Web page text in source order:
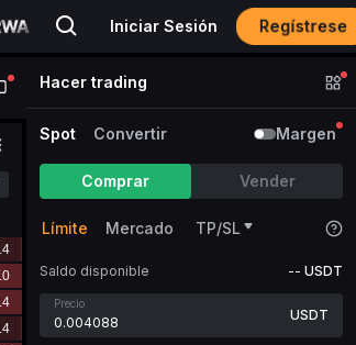
Iniciar Sesión Regístrese
Hacer trading
Spot Convertir Margen
Comprar Vender
Límite Mercado TP/SL
Saldo disponible -- USDT
Precio
USDT